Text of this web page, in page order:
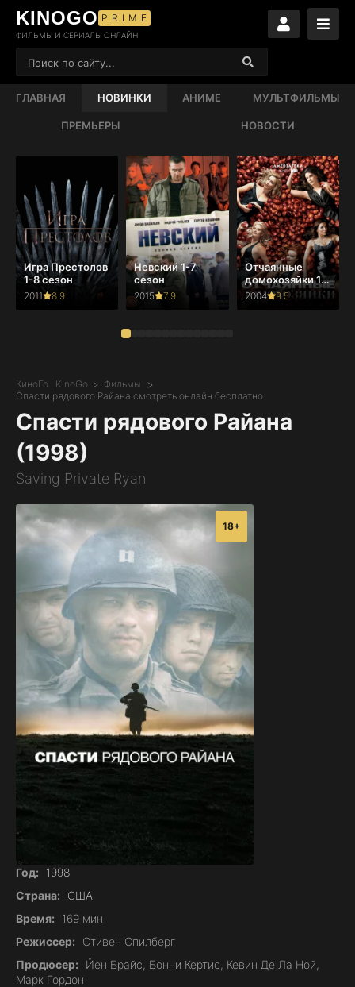
KINOGO PRIME
ФИЛЬМЫ И СЕРИАЛЫ ОНЛАЙН
ГЛАВНАЯ НОВИНКИ АНИМЕ МУЛЬТФИЛЬМЫ
ПРЕМЬЕРЫ НОВОСТИ
Игра Престолов
1-8 сезон
2011 8.9
Невский 1-7
сезон
2015 7.9
Отчаянные
домохозяйки 1-
8 сезон
2004 9.5
КиноГо | KinoGo
Фильмы
Спасти рядового Райана смотреть онлайн бесплатно
Спасти рядового Райана
(1998)
Saving Private Ryan
18+
Год:
1998
Страна:
США
Время:
169 мин
Режиссер:
Стивен Спилберг
Продюсер:
Йен Брайс, Бонни Кертис, Кевин Де Ла Ной,
Марк Гордон